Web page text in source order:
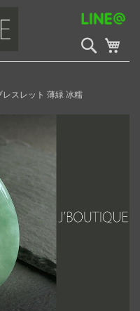
検
索
開
スレット 薄緑 冰糯